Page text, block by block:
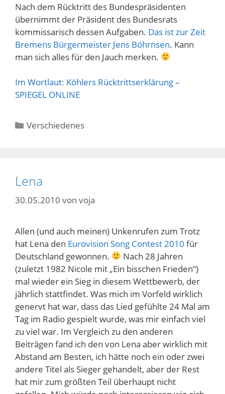
Nach dem Rücktritt des Bundespräsidenten
übernimmt der Präsident des Bundesrats
kommissarisch dessen Aufgaben. Das ist zur Zeit
Bremens Bürgermeister Jens Böhrnsen. Kann
man sich alles für den Jauch merken.
Im Wortlaut: Köhlers Rücktrittserklärung –
SPIEGEL ONLINE
Kategorien
Verschiedenes
Lena
30.05.2010 von voja
Allen (und auch meinen) Unkenrufen zum Trotz
hat Lena den Eurovision Song Contest 2010 für
Deutschland gewonnen.
Nach 28 Jahren
(zuletzt 1982 Nicole mit „Ein bisschen Frieden“)
mal wieder ein Sieg in diesem Wettbewerb, der
jährlich stattfindet. Was mich im Vorfeld wirklich
genervt hat war, dass das Lied gefühlte 24 Mal am
Tag im Radio gespielt wurde, was mir einfach viel
zu viel war. Im Vergleich zu den anderen
Beiträgen fand ich den von Lena aber wirklich mit
Abstand am Besten, ich hätte noch ein oder zwei
andere Titel als Sieger gehandelt, aber der Rest
hat mir zum größten Teil überhaupt nicht